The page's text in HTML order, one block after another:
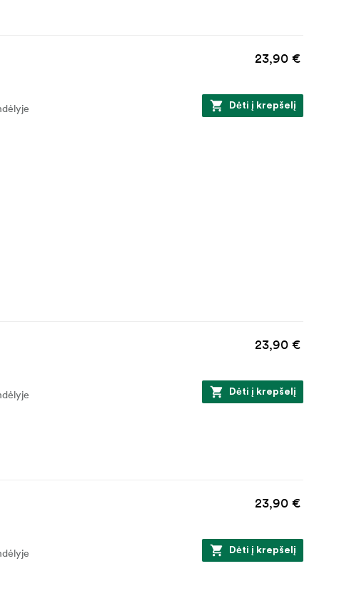
23,90 €
Dėti į krepšelį
23,90 €
Dėti į krepšelį
23,90 €
Dėti į krepšelį